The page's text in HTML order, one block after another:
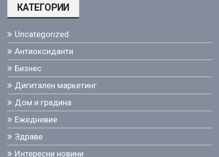
КАТЕГОРИИ
Uncategorized
Антиоксиданти
Бизнес
Дигитален маркетинг
Дом и градина
Ежедневие
Здраве
Интересни новини